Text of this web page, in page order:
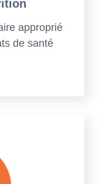
approprié
de santé